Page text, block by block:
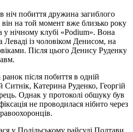
ніч побиття дружина загиблого
на той момент вже близько року
у нічному клубі «Podium». Вона
Леваді із чоловіком Денисом, на
Після цього Денису Руденку
після побиття в одній
Ситнік, Катерина Руденко, Георгій
Однак у протоколі обшуку був
не проводилася нібито через
у Подільському райсуді Полтави,